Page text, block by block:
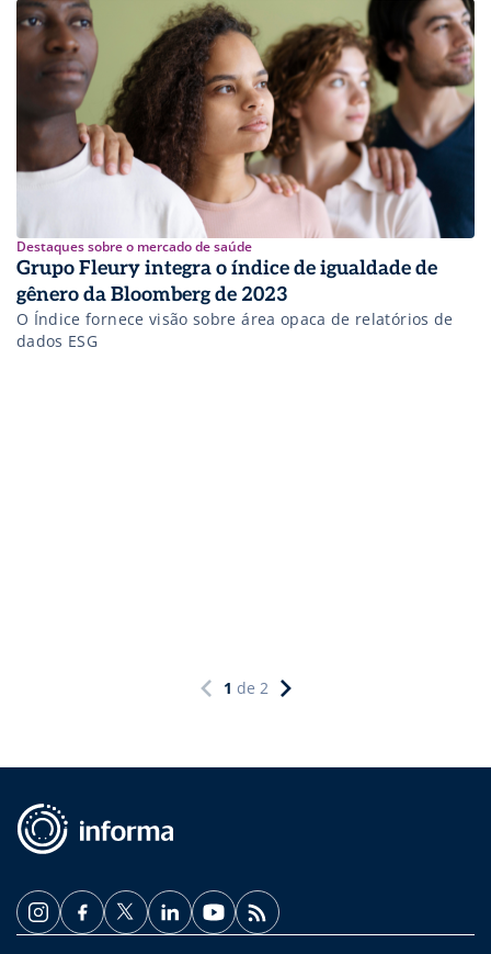
Destaques sobre o mercado de saúde
Grupo Fleury integra o índice de igualdade de
gênero da Bloomberg de 2023
O Índice fornece visão sobre área opaca de relatórios de
dados ESG
1 de 2